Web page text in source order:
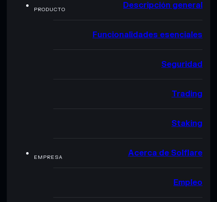
PRODUCTO Descripción general
Funcionalidades esenciales
Seguridad
Trading
Staking
EMPRESA Acerca de Solflare
Empleo